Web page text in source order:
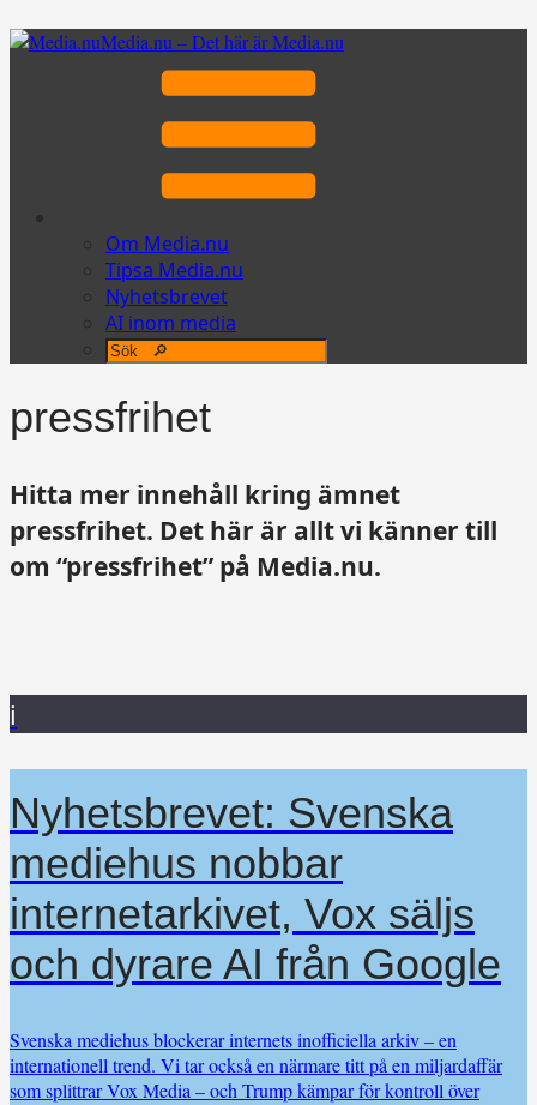
Media.nu – Det här är Media.nu
Om Media.nu
Tipsa Media.nu
Nyhetsbrevet
AI inom media
pressfrihet
Hitta mer innehåll kring ämnet
pressfrihet. Det här är allt vi känner till
om “pressfrihet” på Media.nu.
i
Nyhetsbrevet: Svenska
mediehus nobbar
internetarkivet, Vox säljs
och dyrare AI från Google
Svenska mediehus blockerar internets inofficiella arkiv – en
internationell trend. Vi tar också en närmare titt på en miljardaffär
som splittrar Vox Media – och Trump kämpar för kontroll över